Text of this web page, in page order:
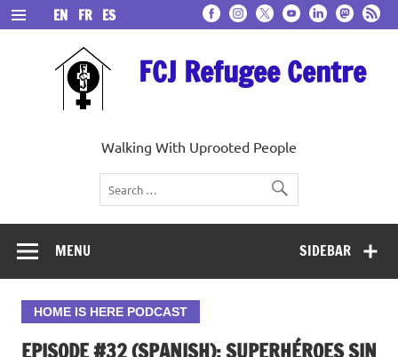
Skip
to
content
FCJ Refugee Centre
Walking With Uprooted People
EN FR ES
SIDEBAR
MENU
HOME IS HERE PODCAST
EPISODE #32 (SPANISH): SUPERHÉROES SIN